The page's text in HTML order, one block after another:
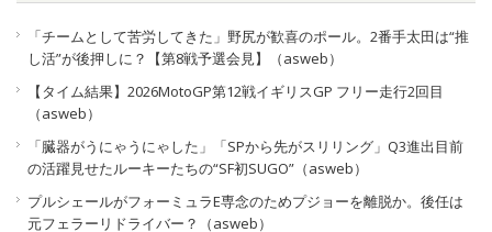
「チームとして苦労してきた」野尻が歓喜のポール。2番手太田は“推
し活”が後押しに？【第8戦予選会見】（asweb）
【タイム結果】2026MotoGP第12戦イギリスGP フリー走行2回目
（asweb）
「臓器がうにゃうにゃした」「SPから先がスリリング」Q3進出目前
の活躍見せたルーキーたちの“SF初SUGO”（asweb）
プルシェールがフォーミュラE専念のためプジョーを離脱か。後任は
元フェラーリドライバー？（asweb）